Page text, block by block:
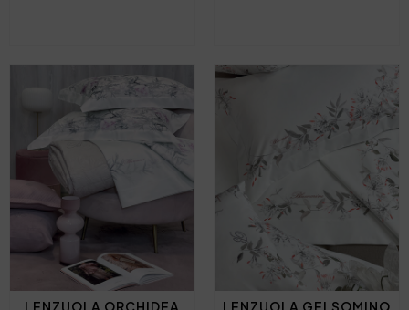
LENZUOLA ORCHIDEA LENZUOLA GELSOMINO